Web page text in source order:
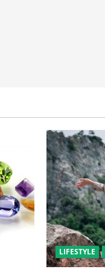
LIFESTYLE